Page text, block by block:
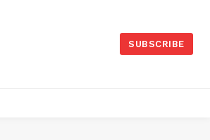
SUBSCRIBE